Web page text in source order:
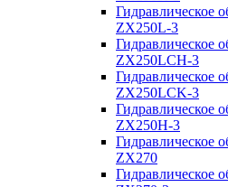
Гидравлическое
ZX250L-3
Гидравлическое
ZX250LCH-3
Гидравлическое
ZX250LCK-3
Гидравлическое
ZX250Н-3
Гидравлическое
ZX270
Гидравлическое